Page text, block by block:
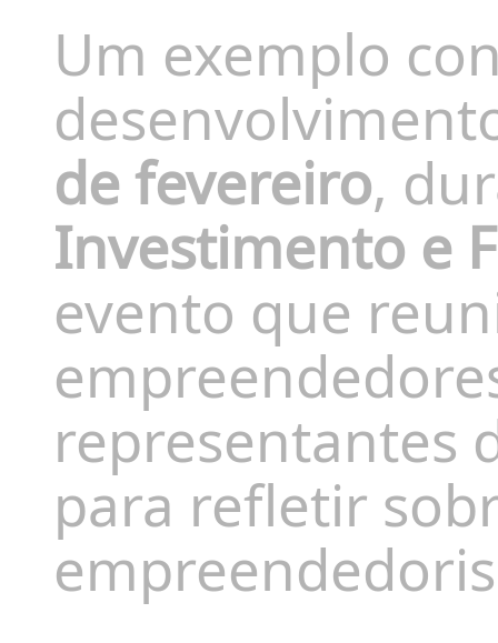
Um exemplo
de fevereiro,
Investimento e
evento que
representantes
para refletir